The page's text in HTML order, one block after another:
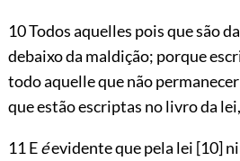
10 Todos aquelles pois que são
debaixo da maldição; porque
todo aquelle que não
que estão escriptas no livro da
11 Eéevidente que pela lei [10]